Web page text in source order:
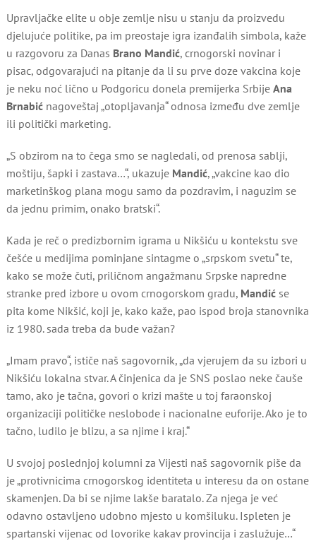
Ide
Upravljačke elite u obje zemlje nisu u stanju da proizvedu
djelujuće politike, pa im preostaje igra izanđalih simbola, kaže
u razgovoru za Danas Brano Mandić, crnogorski novinar i
pisac, odgovarajući na pitanje da li su prve doze vakcina koje
je neku noć lično u Podgoricu donela premijerka Srbije Ana
Brnabićnagoveštaj „otopljavanja“ odnosa između dve zemlje
ili politički marketing.
„S obzirom na to čega smo se nagledali, od prenosa sablji,
moštiju, šapki i zastava…“, ukazuje Mandić, „vakcine kao dio
marketinškog plana mogu samo da pozdravim, i naguzim se
da jednu primim, onako bratski“.
Kada je reč o predizbornim igrama u Nikšiću u kontekstu sve
češće u medijima pominjane sintagme o „srpskom svetu“ te,
kako se može čuti, priličnom angažmanu Srpske napredne
stranke pred izbore u ovom crnogorskom gradu, Mandićse
pita kome Nikšić, koji je, kako kaže, pao ispod broja stanovnika
iz 1980. sada treba da bude važan?
„Imam pravo“, ističe naš sagovornik, „da vjerujem da su izbori u
Nikšiću lokalna stvar. A činjenica da je SNS poslao neke čauše
tamo, ako je tačna, govori o krizi mašte u toj faraonskoj
organizaciji političke neslobode i nacionalne euforije. Ako je to
tačno, ludilo je blizu, a sa njime i kraj.“
U svojoj poslednjoj kolumni za Vijesti naš sagovornik piše da
je „protivnicima crnogorskog identiteta u interesu da on ostane
skamenjen. Da bi se njime lakše baratalo. Za njega je već
odavno ostavljeno udobno mjesto u komšiluku. Ispleten je
spartanski vijenac od lovorike kakav provincija i zaslužuje…“